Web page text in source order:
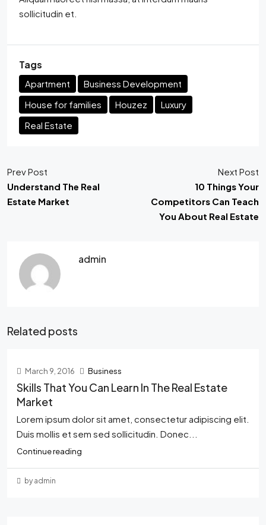
sollicitudin et.
Tags
Apartment
Business Development
House for families
Houzez
Luxury
Real Estate
Prev Post
Understand The Real
Estate Market
Next Post
10 Things Your
Competitors Can Teach
You About Real Estate
admin
Related posts
March 9, 2016 Business
Skills That You Can Learn In The Real Estate
Market
Lorem ipsum dolor sit amet, consectetur adipiscing elit.
Duis mollis et sem sed sollicitudin. Donec...
Continue reading
by admin